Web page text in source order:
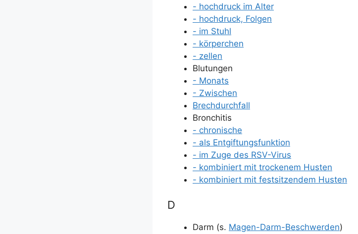
- hoch­druck im Alter
- hoch­druck, Folgen
- im Stuhl
- kör­per­chen
- zel­len
Blu­tun­gen
- Monats
- Zwi­schen
Brech­durch­fall
Bron­chi­tis
- chro­ni­sche
- als Entgiftungsfunktion
- im Zuge des RSV-Virus
- kom­bi­niert mit tro­cke­nem Husten
- kom­bi­niert mit fest­sit­zen­dem Husten
D
Darm (s. Magen-Darm-Beschwer­den)